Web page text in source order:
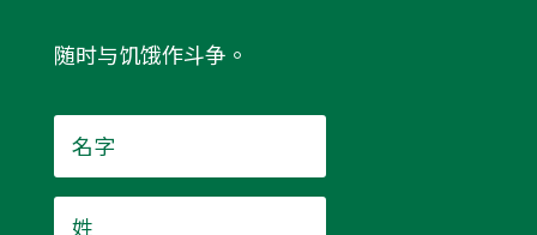
随时与饥饿作斗争。
字
*